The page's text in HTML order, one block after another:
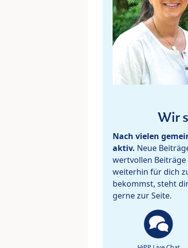
Wir
Nach vielen
aktiv. Neue
wertvollen
weiterhin für dich
bekommst, steht
gerne zur Seite.